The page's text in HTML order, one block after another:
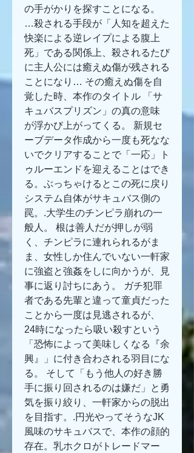
の手がかりを探すことになる。
…殺される手段が「人知を超えた
快楽による逆レイプによる腹上
死」である関係上、殺されるたび
に主人公には癒えぬ傷が残される
ことになり… その癒えぬ傷を自
覚した時、本作のタイトル 「サ
キュバスプリズン」の真の意味
が浮かび上がってくる。 新規セ
ーブデータ作成から一度も死なな
いでクリアすることで「一応」ト
ゥルーエンドを迎えることはでき
る。ぶっちゃけるとこの死に戻り
システム自体がサキュバス側の
罠。.大学生のチンピラ崩れの一
般人。 根は善人だが押しが弱
く、チンピラに連れられるがま
ま、女性しか住んでいない一軒家
に強盗と強姦をしに向かうが、見
事に返り討ちにあう。 ガチ犯罪
者である先輩と違って童貞だった
ことから一度は見逃されるが、
24時になったら吸い殺すという
「恐怖によって美味しくなる『余
興』」に付き合わされる羽目にな
る。 そして「もう他人の好き勝
手に振り回されるのは嫌だ」と勇
気を振り絞り、一軒家からの脱出
を目指す。.円光やってそうなJK
風味のサキュバスで、本作の顔的
存在。乳ホクロがトレードマー